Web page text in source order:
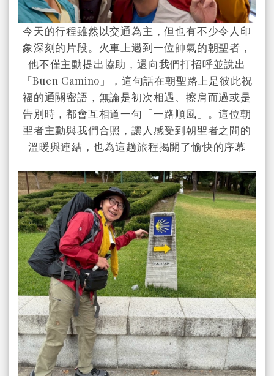
今天的行程雖然以交通為主，但也有不少令人印
象深刻的片段。火車上遇到一位帥氣的朝聖者，
他不僅主動提出協助，還向我們打招呼並說出
「Buen Camino」，這句話在朝聖路上是彼此祝
福的通關密語，無論是初次相遇、擦肩而過或是
告別時，都會互相道一句「一路順風」。這位朝
聖者主動與我們合照，讓人感受到朝聖者之間的
溫暖與連結，也為這趟旅程揭開了愉快的序幕